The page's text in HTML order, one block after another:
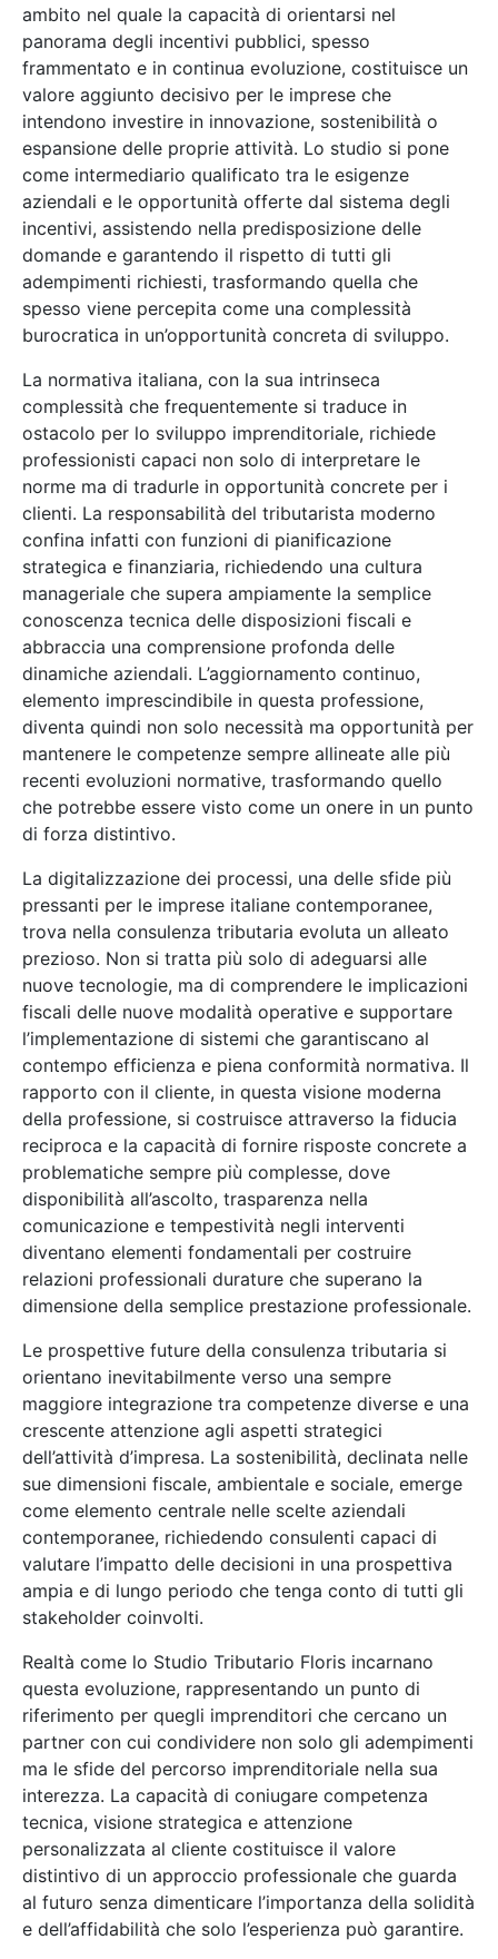
ambito nel quale la capacità di orientarsi nel
panorama degli incentivi pubblici, spesso
frammentato e in continua evoluzione, costituisce un
valore aggiunto decisivo per le imprese che
intendono investire in innovazione, sostenibilità o
espansione delle proprie attività. Lo studio si pone
come intermediario qualificato tra le esigenze
aziendali e le opportunità offerte dal sistema degli
incentivi, assistendo nella predisposizione delle
domande e garantendo il rispetto di tutti gli
adempimenti richiesti, trasformando quella che
spesso viene percepita come una complessità
burocratica in un’opportunità concreta di sviluppo.
La normativa italiana, con la sua intrinseca
complessità che frequentemente si traduce in
ostacolo per lo sviluppo imprenditoriale, richiede
professionisti capaci non solo di interpretare le
norme ma di tradurle in opportunità concrete per i
clienti. La responsabilità del tributarista moderno
confina infatti con funzioni di pianificazione
strategica e finanziaria, richiedendo una cultura
manageriale che supera ampiamente la semplice
conoscenza tecnica delle disposizioni fiscali e
abbraccia una comprensione profonda delle
dinamiche aziendali. L’aggiornamento continuo,
elemento imprescindibile in questa professione,
diventa quindi non solo necessità ma opportunità per
mantenere le competenze sempre allineate alle più
recenti evoluzioni normative, trasformando quello
che potrebbe essere visto come un onere in un punto
di forza distintivo.
La digitalizzazione dei processi, una delle sfide più
pressanti per le imprese italiane contemporanee,
trova nella consulenza tributaria evoluta un alleato
prezioso. Non si tratta più solo di adeguarsi alle
nuove tecnologie, ma di comprendere le implicazioni
fiscali delle nuove modalità operative e supportare
l’implementazione di sistemi che garantiscano al
contempo efficienza e piena conformità normativa. Il
rapporto con il cliente, in questa visione moderna
della professione, si costruisce attraverso la fiducia
reciproca e la capacità di fornire risposte concrete a
problematiche sempre più complesse, dove
disponibilità all’ascolto, trasparenza nella
comunicazione e tempestività negli interventi
diventano elementi fondamentali per costruire
relazioni professionali durature che superano la
dimensione della semplice prestazione professionale.
Le prospettive future della consulenza tributaria si
orientano inevitabilmente verso una sempre
maggiore integrazione tra competenze diverse e una
crescente attenzione agli aspetti strategici
dell’attività d’impresa. La sostenibilità, declinata nelle
sue dimensioni fiscale, ambientale e sociale, emerge
come elemento centrale nelle scelte aziendali
contemporanee, richiedendo consulenti capaci di
valutare l’impatto delle decisioni in una prospettiva
ampia e di lungo periodo che tenga conto di tutti gli
stakeholder coinvolti.
Realtà come lo Studio Tributario Floris incarnano
questa evoluzione, rappresentando un punto di
riferimento per quegli imprenditori che cercano un
partner con cui condividere non solo gli adempimenti
ma le sfide del percorso imprenditoriale nella sua
interezza. La capacità di coniugare competenza
tecnica, visione strategica e attenzione
personalizzata al cliente costituisce il valore
distintivo di un approccio professionale che guarda
al futuro senza dimenticare l’importanza della solidità
e dell’affidabilità che solo l’esperienza può garantire.